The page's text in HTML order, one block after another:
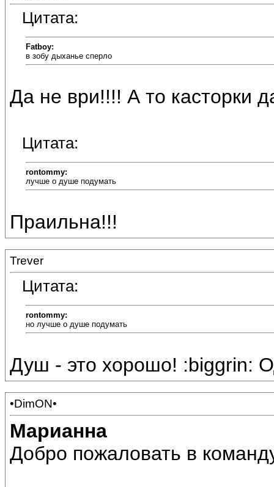
Цитата:
Fatboy:
в зобу дыханье сперло
Да не ври!!!! А то касторки
Цитата:
rontommy:
лучше о душе подумать
Праильна!!!
Trever
Цитата:
rontommy:
но лучше о душе подумать
Душ - это хорошо! :biggrin:
•DimON•
Марианна
Добро пожаловать в